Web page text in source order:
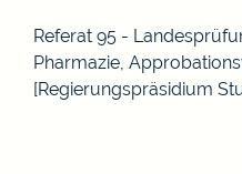
Referat 95 -
Pharmazie,
[Regierungspräsidium